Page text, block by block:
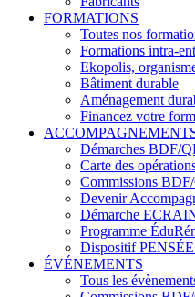
FORMATIONS
Toutes nos
Formations intra-
Ekopolis,
Bâtiment durable
Aménagement
Financez votre
Démarches BDF/
Carte des
Commissions
Devenir
Démarche
Programme
Dispositif
ÉVÉNEMENTS
Tous les